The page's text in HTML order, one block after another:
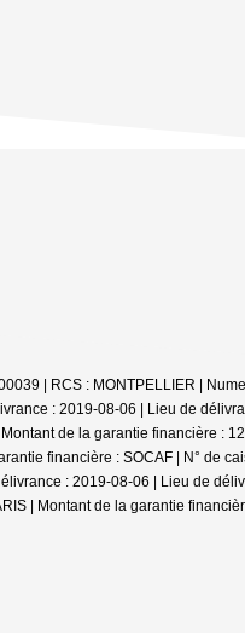
| RCS : MONTPELLIER |
: 2019-08-06 | Lieu de
de la garantie financière :
financière : SOCAF | N° de
: 2019-08-06 | Lieu de
| Montant de la garantie